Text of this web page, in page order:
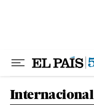
Internacional